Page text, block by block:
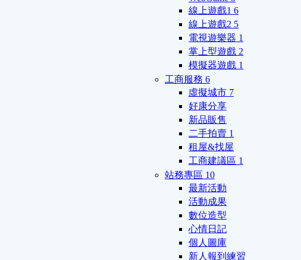
線上遊戲1 6
線上遊戲2 5
電視遊樂器 1
掌上型遊戲 2
模擬器遊戲 1
工商服務 6
虛擬城市 7
好康分享
新品販售
二手拍賣 1
租屋&找屋
工商建議區 1
站務專區 10
最新活動
活動成果
數位造型
心情日記
個人圖庫
新人報到練習